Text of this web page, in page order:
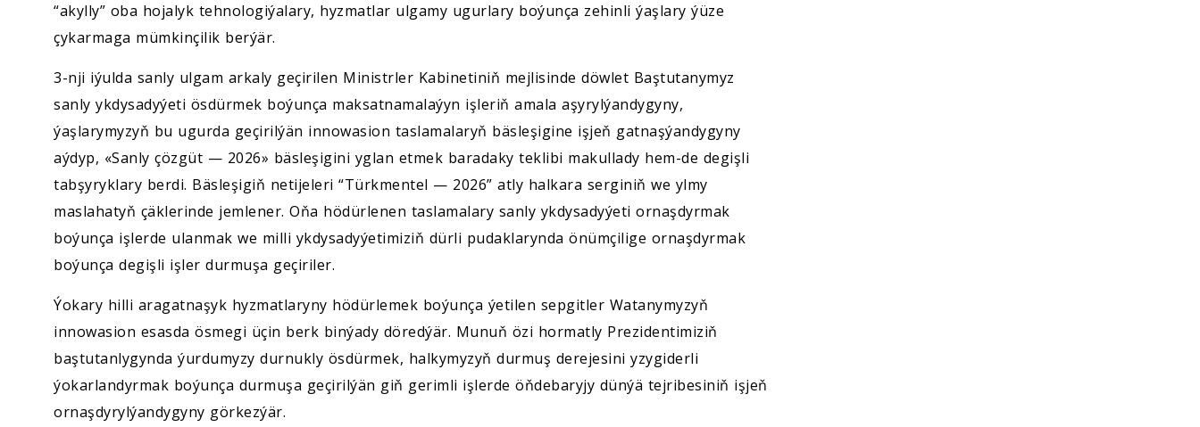
“akylly” oba hojalyk tehnologiýalary, hyzmatlar ulgamy ugurlary boýunça zehinli ýaşlary ýüze
çykarmaga mümkinçilik berýär.
3-nji iýulda sanly ulgam arkaly geçirilen Ministrler Kabinetiniň mejlisinde döwlet Baştutanymyz
sanly ykdysadyýeti ösdürmek boýunça maksatnamalaýyn işleriň amala aşyrylýandygyny,
ýaşlarymyzyň bu ugurda geçirilýän innowasion taslamalaryň bäsleşigine işjeň gatnaşýandygyny
aýdyp, «Sanly çözgüt — 2026» bäsleşigini yglan etmek baradaky teklibi makullady hem-de degişli
tabşyryklary berdi. Bäsleşigiň netijeleri “Türkmentel — 2026” atly halkara serginiň we ylmy
maslahatyň çäklerinde jemlener. Oňa hödürlenen taslamalary sanly ykdysadyýeti ornaşdyrmak
boýunça işlerde ulanmak we milli ykdysadyýetimiziň dürli pudaklarynda önümçilige ornaşdyrmak
boýunça degişli işler durmuşa geçiriler.
Ýokary hilli aragatnaşyk hyzmatlaryny hödürlemek boýunça ýetilen sepgitler Watanymyzyň
innowasion esasda ösmegi üçin berk binýady döredýär. Munuň özi hormatly Prezidentimiziň
baştutanlygynda ýurdumyzy durnukly ösdürmek, halkymyzyň durmuş derejesini yzygiderli
ýokarlandyrmak boýunça durmuşa geçirilýän giň gerimli işlerde öňdebaryjy dünýä tejribesiniň işjeň
ornaşdyrylýandygyny görkezýär.